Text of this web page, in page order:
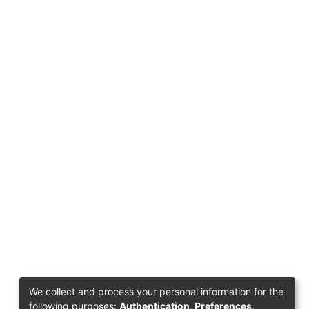
We collect and process your personal information for the
following purposes: Authentication, Preferences,